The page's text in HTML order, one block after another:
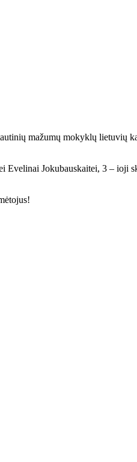
mažumų mokyklų lietuvių
Jokubauskaitei, 3 – ioji